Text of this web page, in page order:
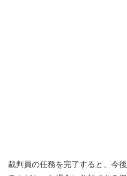
裁判員の任務を完了すると、今